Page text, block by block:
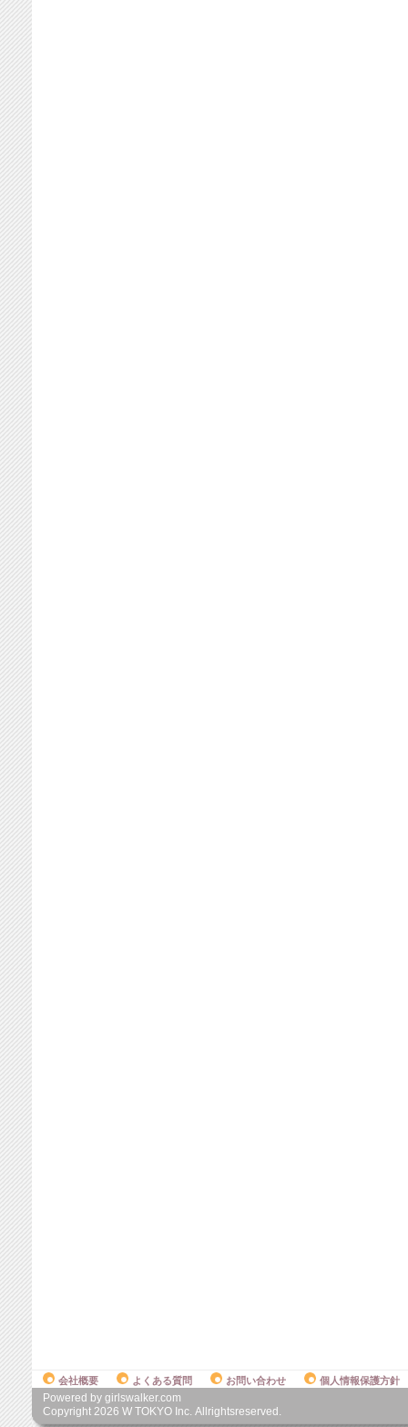
会社概要 よくある質問 お問い合わせ 個人情報保護方針
Powered by girlswalker.com
Copyright 2026 W TOKYO Inc. Allrightsreserved.